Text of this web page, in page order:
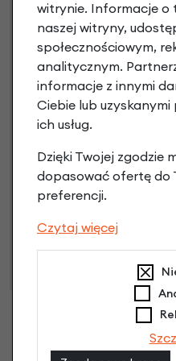
3
Raty do
Poznaj
Niniejsza propozycja nie
i przyznaniu kredytu
zdolności kredytowej.
witrynie. Informacje o
naszej witryny,
społecznościowym,
analitycznym.
informacje z innymi
Ciebie lub
ich usług.
Dzięki Twojej zgodzie
dopasować ofertę do
preferencji.
Czytaj więcej